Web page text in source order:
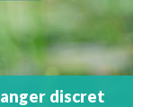
discret